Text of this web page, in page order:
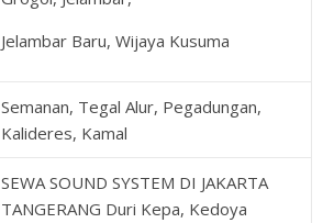
Jelambar Baru, Wijaya Kusuma
Semanan, Tegal Alur, Pegadungan,
Kalideres, Kamal
SEWA SOUND SYSTEM DI JAKARTA
TANGERANG Duri Kepa, Kedoya